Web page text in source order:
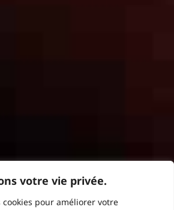
votre vie privée.
pour améliorer votre